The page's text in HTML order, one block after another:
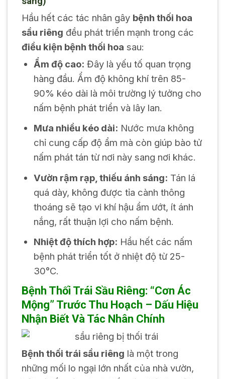
Hầu hết các tác nhân gây bệnh thối hoa
sầu riêng đều phát triển mạnh trong các
điều kiện bệnh thối hoa sau:
Ẩm độ cao: Đây là yếu tố quan trọng
hàng đầu. Ẩm độ không khí trên 85-
90% kéo dài là môi trường lý tưởng cho
nấm bệnh phát triển và lây lan.
Mưa nhiều kéo dài: Nước mưa không
chỉ cung cấp độ ẩm mà còn giúp bào tử
nấm phát tán từ nơi này sang nơi khác.
Vườn rậm rạp, thiếu ánh sáng: Tán lá
quá dày, không được tỉa cành thông
thoáng sẽ tạo vi khí hậu ẩm ướt, ít ánh
nắng, rất thuận lợi cho nấm bệnh.
Nhiệt độ thích hợp: Hầu hết các nấm
bệnh phát triển tốt ở nhiệt độ từ 25-
30°C.
Bệnh Thối Trái Sầu Riêng: “Cơn Ác
Mộng” Trước Thu Hoạch – Dấu Hiệu
Nhận Biết Và Tác Nhân Chính
Bệnh thối trái sầu riêng là một trong
những mối lo ngại lớn nhất của nhà vườn,